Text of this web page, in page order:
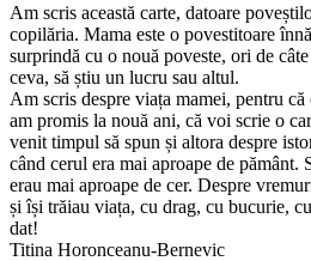
Am scris această carte, datoare
copilăria. Mama este o povestitoare
surprindă cu o nouă poveste, ori de
ceva, să știu un lucru sau altul.
Am scris despre viața mamei, pentru
am promis la nouă ani, că voi scrie o
venit timpul să spun și altora despre
când cerul era mai aproape de pământ.
erau mai aproape de cer. Despre
și își trăiau viața, cu drag, cu bucurie,
dat!
Titina Horonceanu-Bernevic